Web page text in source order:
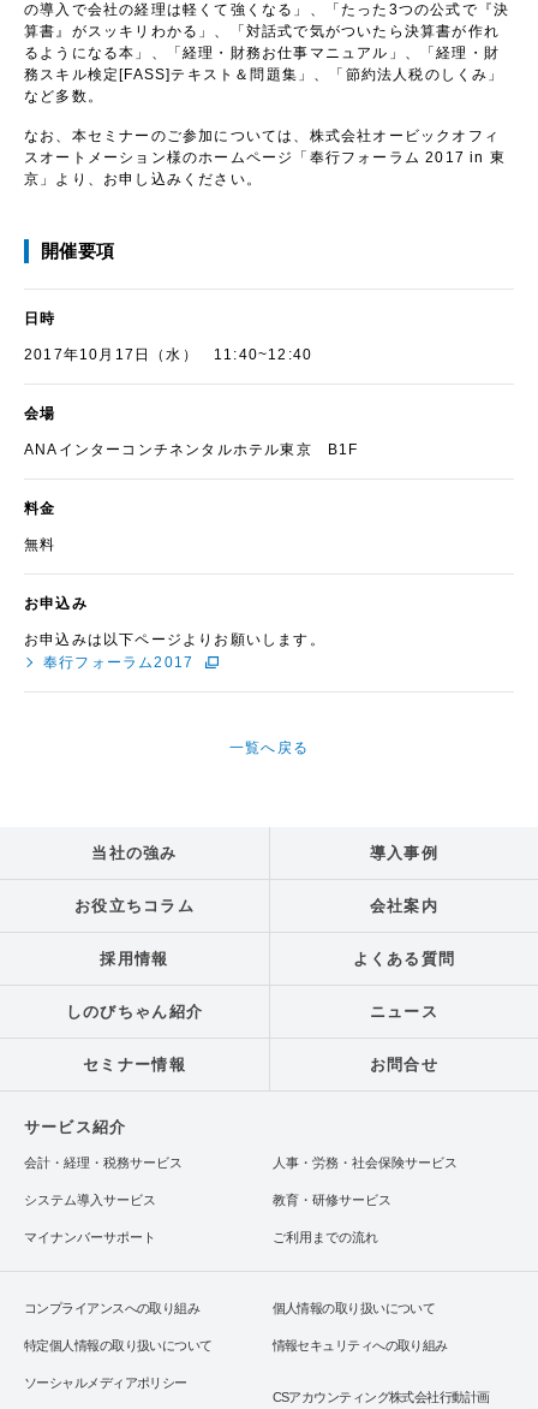
の導入で会社の経理は軽くて強くなる」、「たった3つの公式で『決
算書』がスッキリわかる」、「対話式で気がついたら決算書が作れ
るようになる本」、「経理・財務お仕事マニュアル」、「経理・財
務スキル検定[FASS]テキスト＆問題集」、「節約法人税のしくみ」
など多数。
なお、本セミナーのご参加については、株式会社オービックオフィ
スオートメーション様のホームページ
「奉行フォーラム 2017 in 東
京」 より、お申し込みください。
開催要項
日時
2017年10月17日（水） 11:40~12:40
会場
ANAインターコンチネンタルホテル東京 B1F
料金
無料
お申込み
お申込みは以下ページよりお願いします。
奉行フォーラム2017
一覧へ戻る
当社の強み 導入事例
お役立ちコラム 会社案内
採用情報 よくある質問
しのびちゃん紹介 ニュース
セミナー情報 お問合せ
サービス紹介
会計・経理・税務サービス 人事・労務・社会保険サービス
システム導入サービス 教育・研修サービス
マイナンバーサポート ご利用までの流れ
コンプライアンスへの取り組み 個人情報の取り扱いについて
特定個人情報の取り扱いについて 情報セキュリティへの取り組み
ソーシャルメディアポリシー
CSアカウンティング株式会社行動計画